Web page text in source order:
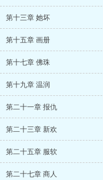
第十三章 她坏
第十五章 画册
第十七章 佛珠
第十九章 温润
第二十一章 报仇
第二十三章 新欢
第二十五章 服软
第二十七章 商人